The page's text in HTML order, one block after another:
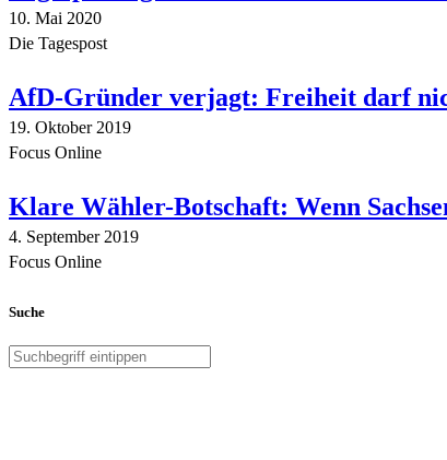
10. Mai 2020
Die Tagespost
AfD-Gründer verjagt: Freiheit darf
19. Oktober 2019
Focus Online
Klare Wähler-Botschaft: Wenn
4. September 2019
Focus Online
Suche